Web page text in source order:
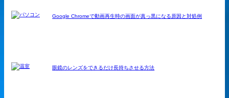
Google Chromeで動画再生時の画面が真っ黒になる原因と対処例
眼鏡のレンズをできるだけ長持ちさせる方法